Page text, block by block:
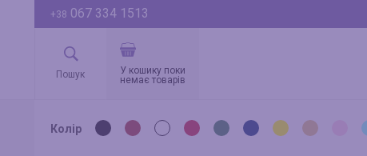
+38 067 334 1513
У кошику поки
немає товарів
Колір